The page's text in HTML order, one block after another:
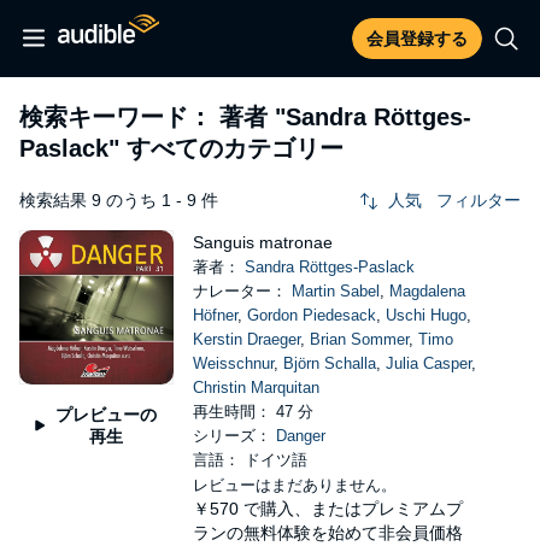
会員登録する
検索キーワード： 著者 "Sandra Röttges-
Paslack" すべてのカテゴリー
検索結果 9 のうち 1 - 9 件 人気 フィルター
プレビューの
再生
Sanguis matronae
著者： Sandra Röttges-Paslack
ナレーター：
Martin Sabel , Magdalena
Höfner, Gordon Piedesack, Uschi Hugo,
Kerstin Draeger, Brian Sommer, Timo
Weisschnur, Björn Schalla, Julia Casper,
Christin Marquitan
再生時間： 47 分
シリーズ：
Danger
言語： ドイツ語
レビューはまだありません。
￥570 で購入、またはプレミアムプ
ランの無料体験を始めて非会員価格